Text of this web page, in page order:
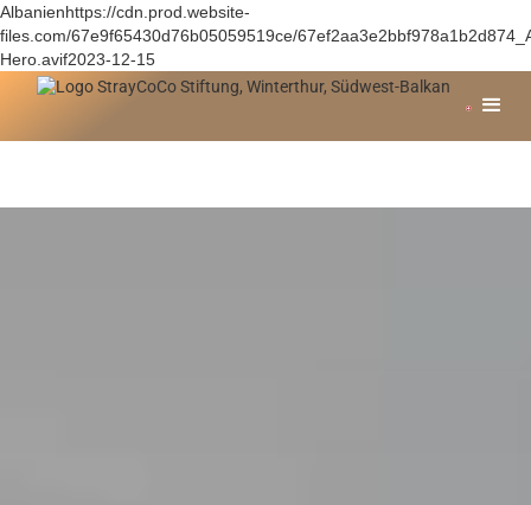
Albanienhttps://cdn.prod.website-
files.com/67e9f65430d76b05059519ce/
Hero.avif2023-12-15